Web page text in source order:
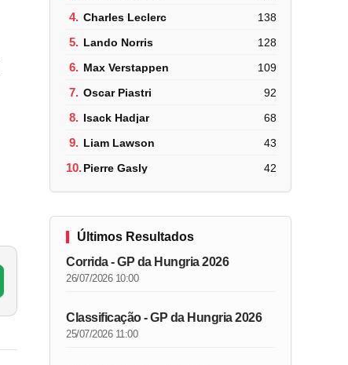
4. Charles Leclerc 138
5. Lando Norris 128
6. Max Verstappen 109
7. Oscar Piastri 92
8. Isack Hadjar 68
9. Liam Lawson 43
10.Pierre Gasly 42
Últimos Resultados
Corrida - GP da Hungria 2026
26/07/2026 10:00
Classificação - GP da Hungria 2026
25/07/2026 11:00